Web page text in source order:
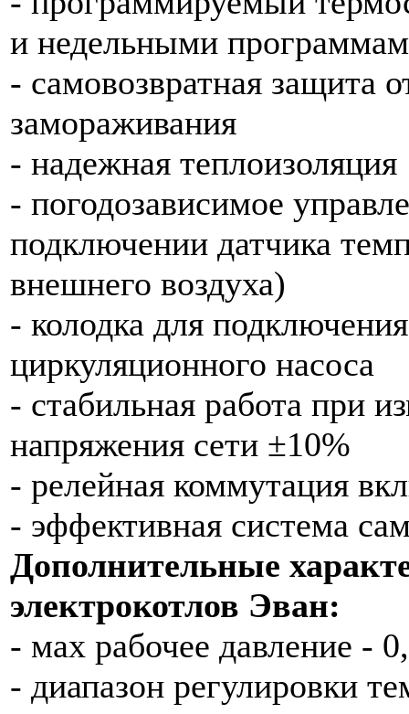
и недельными
- самовозвратная защита
замораживания
- надежная теплоизоляция
- погодозависимое
подключении датчика
внешнего воздуха)
- колодка для подключения
циркуляционного насоса
- стабильная работа при
напряжения сети ±10%
- релейная коммутация
- эффективная система
Дополнительные
электрокотлов Эван:
- мах рабочее давление -
- диапазон регулировки